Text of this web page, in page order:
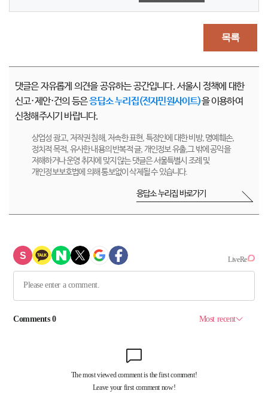
목록
댓글은 자유롭게 의견을 공유하는 공간입니다. 서울시 정책에 대한
신고·제안·건의 등은응답소 누리집(전자민원사이트)을 이용하여
신청해주시기 바랍니다.
상업성 광고, 저작권 침해, 저속한 표현, 특정인에 대한 비방, 명예훼손,
정치적 목적, 유사한 내용의 반복적 글, 개인정보 유출,그 밖에 공익을
저해하거나 운영 취지에 맞지 않는 댓글은 서울특별시 조례 및
개인정보보호법에 의해 통보없이 삭제될 수 있습니다.
응답소 누리집 바로가기